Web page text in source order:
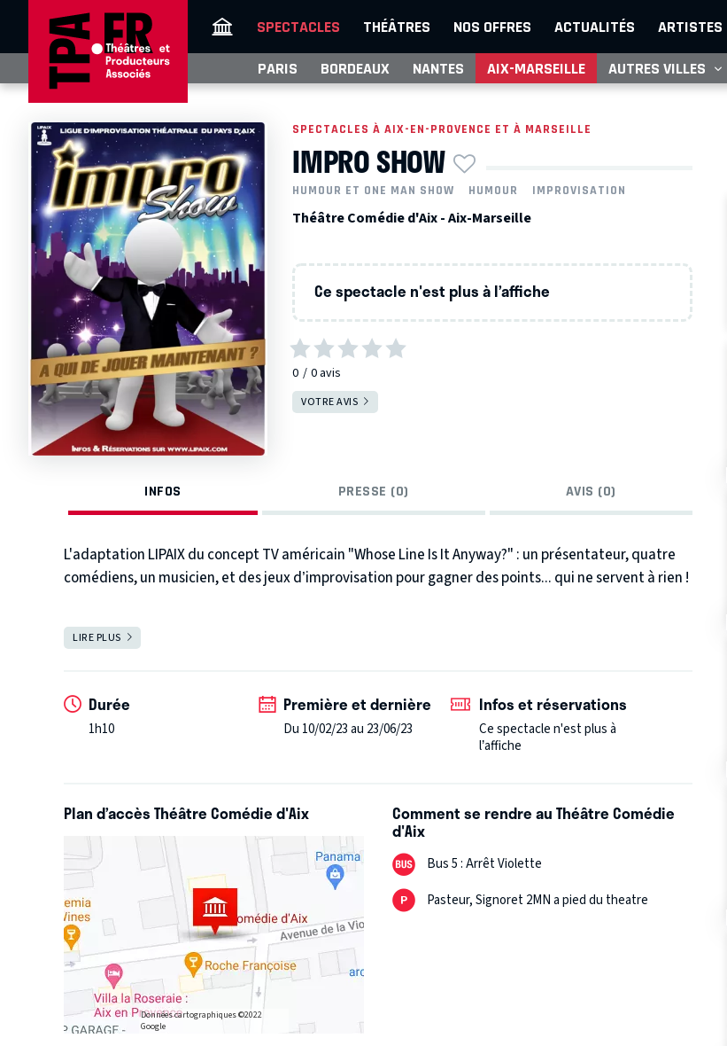
SPECTACLES THÉÂTRES NOS OFFRES ACTUALITÉS ARTISTES
PARIS BORDEAUX NANTES AIX-MARSEILLE AUTRES VILLES
SPECTACLES À AIX-EN-PROVENCE ET À MARSEILLE
IMPRO SHOW
HUMOUR ET ONE MAN SHOW HUMOUR IMPROVISATION
Théâtre Comédie d'Aix - Aix-Marseille
Ce spectacle n'est plus à l’affiche
0 0avis
VOTRE AVIS
INFOS PRESSE (0) AVIS (0)
L'adaptation LIPAIX du concept TV américain "Whose Line Is It Anyway?" : un présentateur, quatre
comédiens, un musicien, et des jeux d’improvisation pour gagner des points... qui ne servent à rien !
LIRE PLUS
Durée
1h10
Première et dernière
Du 10/02/23 au 23/06/23
Infos et réservations
Ce spectacle n'est plus à
l’affiche
Plan d’accès Théâtre Comédie d'Aix
Données cartographiques ©2022
Google
Comment se rendre au Théâtre Comédie
d'Aix
Bus 5 : Arrêt Violette
Pasteur, Signoret 2MN a pied du theatre